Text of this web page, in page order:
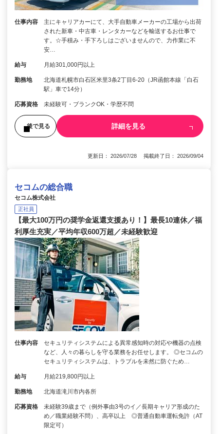
仕事内容
主にキャリアカーにて、大手自動車メーカーの工場から出荷
された新車・中古車・レンタカーなどを輸送するお仕事で
す。☆手積み・手下ろしはございませんので、力作業に不
安…
給与 月給301,000円以上
勤務地
北海道札幌市白石区米里3条2丁目6-20（JR函館本線「白石
駅」車で14分）
応募資格 未経験可・ブランクOK・学歴不問
後で見る 詳細を見る
更新日： 2026/07/28 掲載終了日： 2026/09/04
セコムの総合職
セコム株式会社
正社員
【最大100万円の奨学金返還支援あり！】最長10連休／福
利厚生充実／平均年収600万超／未経験歓迎
仕事内容
セキュリティシステムによる異常感知時の対応や機器の点検
など、人々の暮らしを守る業務をお任せします。 ◎セコムの
セキュリティシステムは、トラブルを未然に防ぐため…
給与 月給219,800円以上
勤務地 北海道滝川市内各所
応募資格
未経験39歳まで（例外事由3号のイ／長期キャリア形成のた
め／職業経験不問）、高卒以上 ◎普通自動車運転免許（AT
限定可）